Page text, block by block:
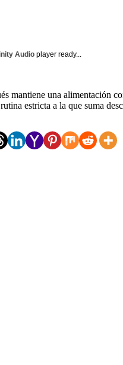
Audio player ready...
mantiene una alimentación
estricta a la que suma